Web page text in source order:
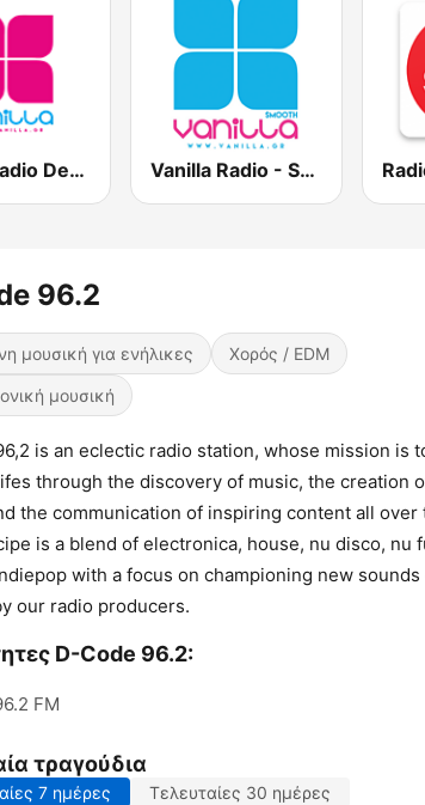
Vanilla Radio Deep Vanilla Radio - Smooth Flavors
96.2
μουσική για ενήλικες Χορός / EDM
μουσική
is an eclectic radio station, whose mission is
through the discovery of music, the creation
the communication of inspiring content all over
is a blend of electronica, house, nu disco, nu
with a focus on championing new
our radio producers.
D-Code 96.2:
FM
τραγούδια
7 ημέρες Τελευταίες 30 ημέρες